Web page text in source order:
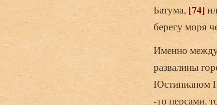
Батума, [74]
берегу моря
Именно между
развалины
Юстинианом I
-то персами,